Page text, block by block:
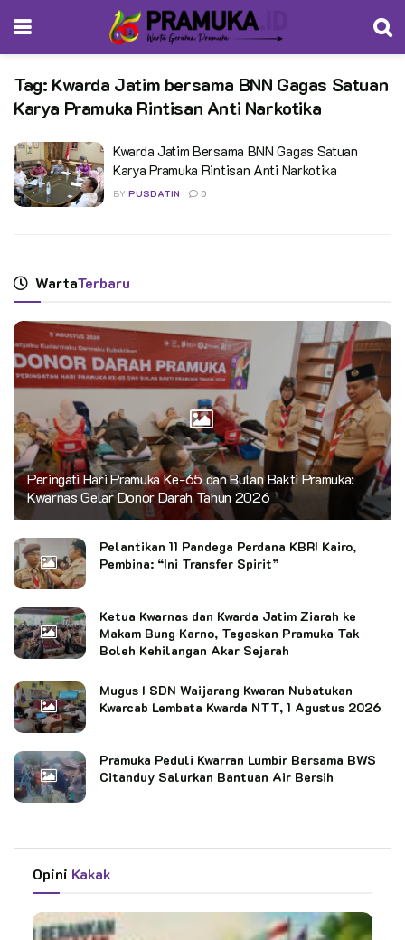
Tag: Kwarda Jatim bersama BNN Gagas Satuan
Karya Pramuka Rintisan Anti Narkotika
Kwarda Jatim Bersama BNN Gagas Satuan
Karya Pramuka Rintisan Anti Narkotika
BY PUSDATIN 0
WartaTerbaru
Peringati Hari Pramuka Ke-65 dan Bulan Bakti Pramuka:
Kwarnas Gelar Donor Darah Tahun 2026
Pelantikan 11 Pandega Perdana KBRI Kairo,
Pembina: “Ini Transfer Spirit”
Ketua Kwarnas dan Kwarda Jatim Ziarah ke
Makam Bung Karno, Tegaskan Pramuka Tak
Boleh Kehilangan Akar Sejarah
Mugus I SDN Waijarang Kwaran Nubatukan
Kwarcab Lembata Kwarda NTT, 1 Agustus 2026
Pramuka Peduli Kwarran Lumbir Bersama BWS
Citanduy Salurkan Bantuan Air Bersih
Opini Kakak